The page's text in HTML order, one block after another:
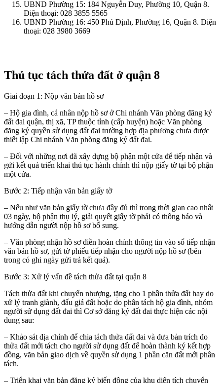
UBND Phường 15: 184 Nguyễn Duy, Phường 10, Quận 8.
Điện thoại: 028 3855 5565
UBND Phường 16: 450 Phú Định, Phường 16, Quận 8. Điện
thoại: 028 3980 3669
Thủ tục tách thửa đất ở quận 8
Giai đoạn 1: Nộp văn bản hồ sơ
– Hộ gia đình, cá nhân nộp hồ sơ ở Chi nhánh Văn phòng đăng ký
đất đai quận, thị xã, TP thuộc tỉnh (cấp huyện) hoặc Văn phòng
đăng ký quyền sử dụng đất đai trường hợp địa phương chưa được
thiết lập Chi nhánh Văn phòng đăng ký đất đai.
– Đối với những nơi đã xây dựng bộ phận một cửa để tiếp nhận và
gửi kết quả triển khai thủ tục hành chính thì nộp giấy tờ tại bộ phận
một cửa.
Bước 2: Tiếp nhận văn bản giấy tờ
– Nếu như văn bản giấy tờ chưa đầy đủ thì trong thời gian cao nhất
03 ngày, bộ phận thụ lý, giải quyết giấy tờ phải có thông báo và
hướng dẫn người nộp hồ sơ bổ sung.
– Văn phòng nhận hồ sơ điền hoàn chỉnh thông tin vào sổ tiếp nhận
văn bản hồ sơ, gửi tờ phiếu tiếp nhận cho người nộp hồ sơ (bên
trong có ghi ngày gửi trả kết quả).
Bước 3: Xử lý vấn đề tách thửa đất tại quận 8
Tách thửa đất khi chuyển nhượng, tặng cho 1 phần thửa đất hay do
xử lý tranh giành, đấu giá đất hoặc do phân tách hộ gia đình, nhóm
người sử dụng đất đai thì Cơ sở đăng ký đất đai thực hiện các nội
dung sau:
– Khảo sát địa chính để chia tách thửa đất đai và đưa bản trích đo
thửa đất mới tách cho người sử dụng đất để hoàn thành ký kết hợp
đồng, văn bản giao dịch về quyền sử dụng 1 phần căn đất mới phân
tách.
– Triển khai văn bản đăng ký biến động của khu diện tích chuyển